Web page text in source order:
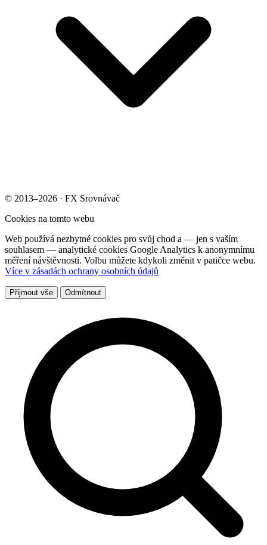
© 2013–2026 · FX Srovnávač
Cookies na tomto webu
Web používá nezbytné cookies pro svůj chod a — jen s vaším
souhlasem — analytické cookies Google Analytics k anonymnímu
měření návštěvnosti. Volbu můžete kdykoli změnit v patičce webu.
Více v zásadách ochrany osobních údajů
Přijmout vše Odmítnout